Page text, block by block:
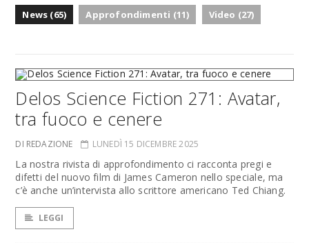
News (65) Approfondimenti (11) Video (27)
Delos Science Fiction 271: Avatar,
tra fuoco e cenere
DI REDAZIONE LUNEDÌ 15 DICEMBRE 2025
La nostra rivista di approfondimento ci racconta pregi e
difetti del nuovo film di James Cameron nello speciale, ma
c’è anche un’intervista allo scrittore americano Ted Chiang.
LEGGI